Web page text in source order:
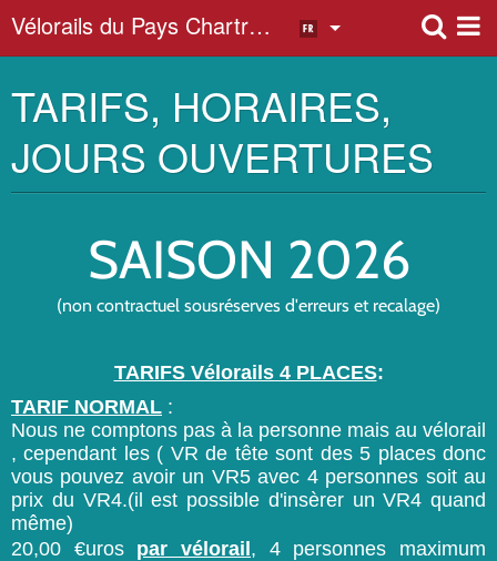
Vélorails du Pays Chartrain
Album photo
TARIFS, HORAIRES,
JOURS OUVERTURES
SAISON 2026
(non contractuel sousréserves d'erreurs et recalage)
TARIFS Vélorails 4 PLACES:
TARIF NORMAL :
Nous ne comptons pas à la personne mais au vélorail
, cependant les ( VR de tête sont des 5 places donc
vous pouvez avoir un VR5 avec 4 personnes soit au
prix du VR4.(il est possible d'insèrer un VR4 quand
même)
20,00 €uros par vélorail , 4 personnes maximum